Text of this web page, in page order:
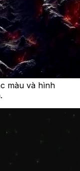
màu và hình